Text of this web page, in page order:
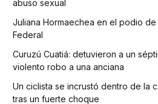
abuso sexual
Juliana Hormaechea en el podio
Federal
Curuzú Cuatiá: detuvieron a un
violento robo a una anciana
Un ciclista se incrustó dentro de la
tras un fuerte choque